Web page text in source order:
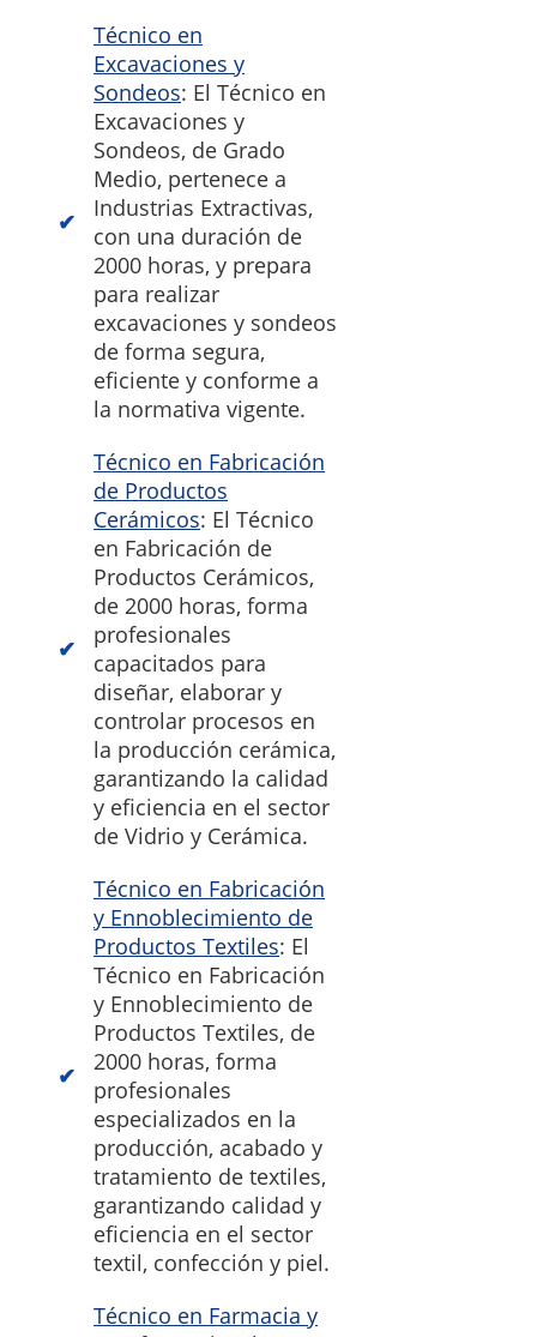
Técnico en
Excavaciones y
Sondeos: El Técnico en
Excavaciones y
Sondeos, de Grado
Medio, pertenece a
Industrias Extractivas,
con una duración de
2000 horas, y prepara
para realizar
excavaciones y sondeos
de forma segura,
eficiente y conforme a
la normativa vigente.
Técnico en Fabricación
de Productos
Cerámicos: El Técnico
en Fabricación de
Productos Cerámicos,
de 2000 horas, forma
profesionales
capacitados para
diseñar, elaborar y
controlar procesos en
la producción cerámica,
garantizando la calidad
y eficiencia en el sector
de Vidrio y Cerámica.
Técnico en Fabricación
y Ennoblecimiento de
Productos Textiles: El
Técnico en Fabricación
y Ennoblecimiento de
Productos Textiles, de
2000 horas, forma
profesionales
especializados en la
producción, acabado y
tratamiento de textiles,
garantizando calidad y
eficiencia en el sector
textil, confección y piel.
Técnico en Farmacia y